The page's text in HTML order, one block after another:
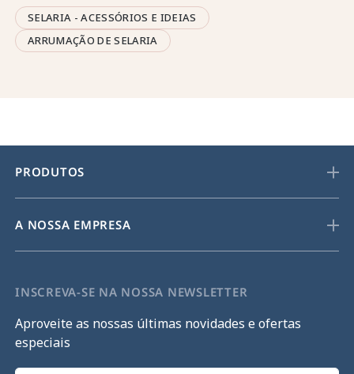
SELARIA - ACESSÓRIOS E IDEIAS
ARRUMAÇÃO DE SELARIA
PRODUTOS
A NOSSA EMPRESA
INSCREVA-SE NA NOSSA NEWSLETTER
Aproveite as nossas últimas novidades e ofertas
especiais